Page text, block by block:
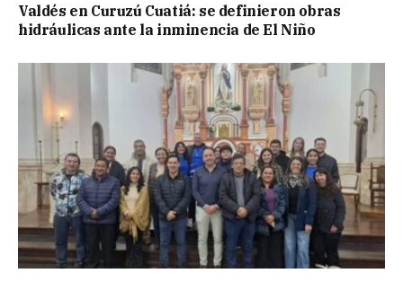
Valdés en Curuzú Cuatiá: se definieron obras
hidráulicas ante la inminencia de El Niño